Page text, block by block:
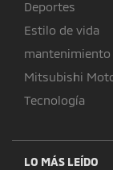
Deportes
Estilo de vida
mantenimiento
Mitsubishi
Tecnología
LO MÁS LEÍDO